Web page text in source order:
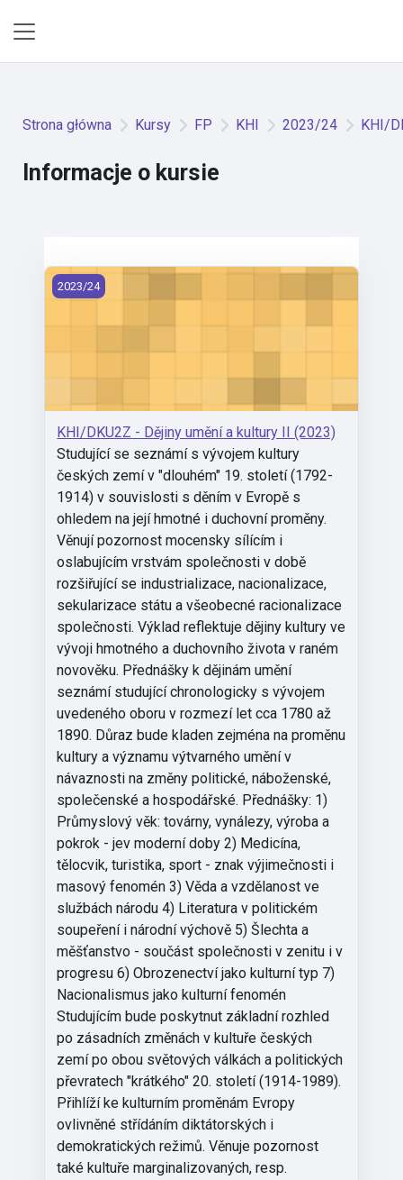
Strona główna Kursy FP KHI 2023/24 KHI/
Informacje o kursie
KHI/DKU2Z - Dějiny umění a kultury II (2023)
2023/24
KHI/DKU2Z - Dějiny umění a kultury II (2023)
Studující se seznámí s vývojem kultury
českých zemí v "dlouhém" 19. století (1792-
1914) v souvislosti s děním v Evropě s
ohledem na její hmotné i duchovní proměny.
Věnují pozornost mocensky sílícím i
oslabujícím vrstvám společnosti v době
rozšiřující se industrializace, nacionalizace,
sekularizace státu a všeobecné racionalizace
společnosti. Výklad reflektuje dějiny kultury ve
vývoji hmotného a duchovního života v raném
novověku. Přednášky k dějinám umění
seznámí studující chronologicky s vývojem
uvedeného oboru v rozmezí let cca 1780 až
1890. Důraz bude kladen zejména na proměnu
kultury a významu výtvarného umění v
návaznosti na změny politické, náboženské,
společenské a hospodářské. Přednášky: 1)
Průmyslový věk: továrny, vynálezy, výroba a
pokrok - jev moderní doby 2) Medicína,
tělocvik, turistika, sport - znak výjimečnosti i
masový fenomén 3) Věda a vzdělanost ve
službách národu 4) Literatura v politickém
soupeření i národní výchově 5) Šlechta a
měšťanstvo - součást společnosti v zenitu i v
progresu 6) Obrozenectví jako kulturní typ 7)
Nacionalismus jako kulturní fenomén
Studujícím bude poskytnut základní rozhled
po zásadních změnách v kultuře českých
zemí po obou světových válkách a politických
převratech "krátkého" 20. století (1914-1989).
Přihlíží ke kulturním proměnám Evropy
ovlivněné střídáním diktátorských i
demokratických režimů. Věnuje pozornost
také kultuře marginalizovaných, resp.